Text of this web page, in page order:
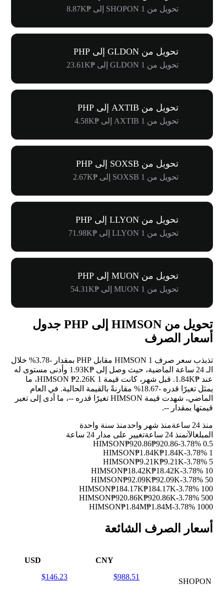
تحويل من 1 SHOPON إلى ₱8.87K
تحويل من GLDON إلى PHP
تحويل من 1 GLDON إلى ₱23.61K
تحويل من AXTIB إلى PHP
تحويل من 1 AXTIB إلى ₱4.58K
تحويل من SOXSB إلى PHP
تحويل من 1 SOXSB إلى ₱2.67K
تحويل من LLYON إلى PHP
تحويل من 1 LLYON إلى ₱71.98K
تحويل من MUON إلى PHP
تحويل من 1 MUON إلى ₱54.31K
تحويل من HIMSON إلى PHP جدول
أسعار الصرف
تذبذب سعر صرف 1 HIMSON مقابل PHP بمقدار -3.78%
خلال
الـ 24 ساعة الماضية، حيث وصل إلى ₱1.93K وأدنى مستوى له
عند ₱1.84K. قبل شهر، كانت قيمة 1 HIMSON ₱2.26K، ما
يمثل تغيرًا قدره -18.67%
مقارنةً بالقيمة الحالية. في العام
الماضي، شهدت قيمة HIMSON تغيرًا قدره
--، ما أدى إلى تغير
قيمتها بمقدار --
.
منذ 24 ساعة منذ شهر واحدمنذ سنة واحدة
المبلغالآنمنذ 24 ساعة
تغيير على مدار 24 ساعة
0.5 HIMSON
₱920.86₱920.86-3.78%
1 HIMSON
₱1.84K₱1.84K-3.78%
5 HIMSON
₱9.21K₱9.21K-3.78%
10 HIMSON
₱18.42K₱18.42K-3.78%
50 HIMSON
₱92.09K₱92.09K-3.78%
100 HIMSON
₱184.17K₱184.17K-3.78%
500 HIMSON
₱920.86K₱920.86K-3.78%
1000 HIMSON
₱1.84M₱1.84M-3.78%
أسعار الصرف الشائعة
CNY
USD
SHOPON
$988.51
$146.23